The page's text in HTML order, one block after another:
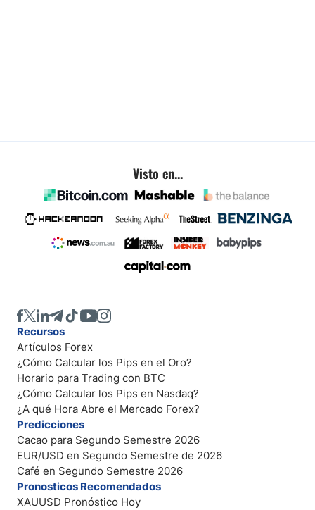
Visto en...
Recursos
Artículos Forex
¿Cómo Calcular los Pips en el Oro?
Horario para Trading con BTC
¿Cómo Calcular los Pips en Nasdaq?
¿A qué Hora Abre el Mercado Forex?
Predicciones
Cacao para Segundo Semestre 2026
EUR/USD en Segundo Semestre de 2026
Café en Segundo Semestre 2026
Pronosticos Recomendados
XAUUSD Pronóstico Hoy